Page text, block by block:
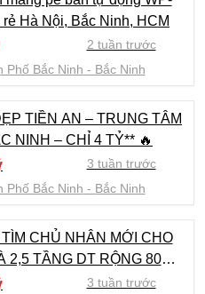
Hà Nội, Bắc Ninh, HCM
2 tuần trước
Phố Bắc Ninh
Bắc Ninh
TIỀN AN – TRUNG TÂM
NINH – CHỈ 4 TỶ** 🔥
3 tuần trước
Phố Bắc Ninh
Bắc Ninh
CHỦ NHÂN MỚI CHO
2,5 TẦNG DT RỘNG 80M.
4 TỶ, TẠI KHẢ LỄ - TP
3 tuần trước